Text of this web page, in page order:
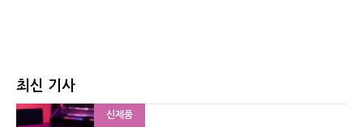
최신 기사
신제품